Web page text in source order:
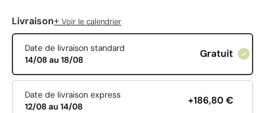
Livraison+ Voir le calendrier
Date de livraison standard
14/08 au 18/08
Gratuit
Date de livraison express
12/08 au 14/08
+186,80 €